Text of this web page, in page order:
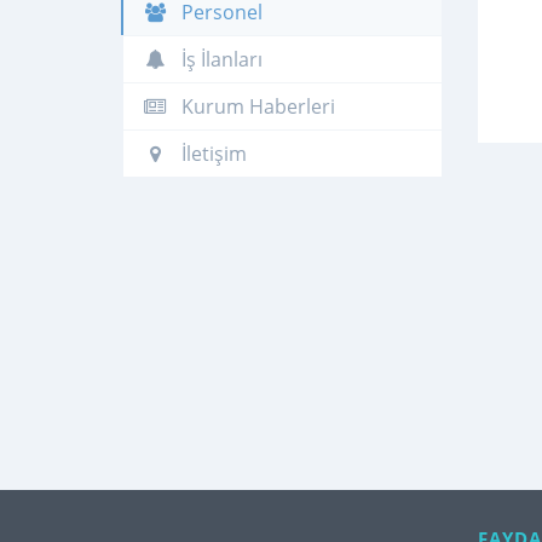
Personel
İş İlanları
Kurum Haberleri
İletişim